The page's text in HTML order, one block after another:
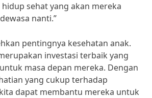
sehat yang akan mereka
nanti.”
pentingnya kesehatan anak.
investasi terbaik yang
masa depan mereka. Dengan
yang cukup terhadap
dapat membantu mereka untuk